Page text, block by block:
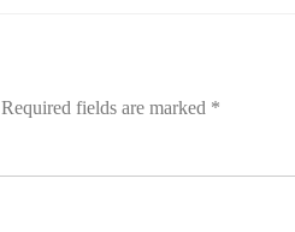
Required fields are marked *